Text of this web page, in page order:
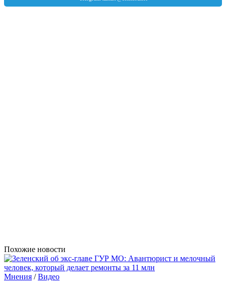
Похожие новости
Мнения /Видео